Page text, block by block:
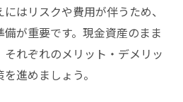
た相続税対策の実際の流れ
環として保険を組み合わせ
た相続税対策の新常識
はリスクや費用が伴うため、
が重要です。現金資産のまま
れぞれのメリット・デメリッ
進めましょう。